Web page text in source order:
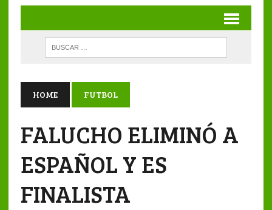
HOME FUTBOL
FALUCHO ELIMINÓ A
ESPAÑOL Y ES
FINALISTA